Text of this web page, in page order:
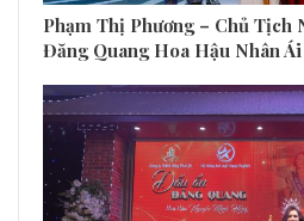
Phạm Thị Phương – Chủ Tịch
Đăng Quang Hoa Hậu Nhân